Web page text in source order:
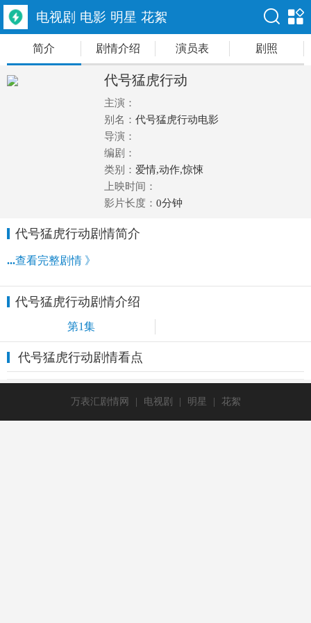
电视剧 电影 明星 花絮
简介 剧情介绍 演员表 剧照
代号猛虎行动
主演：
别名： 代号猛虎行动电影
导演：
编剧：
类别： 爱情,动作,惊悚
上映时间：
影片长度： 0分钟
代号猛虎行动剧情简介
...查看完整剧情 》
代号猛虎行动剧情介绍
第1集
代号猛虎行动剧情看点
万表汇剧情网 电视剧 明星 花絮